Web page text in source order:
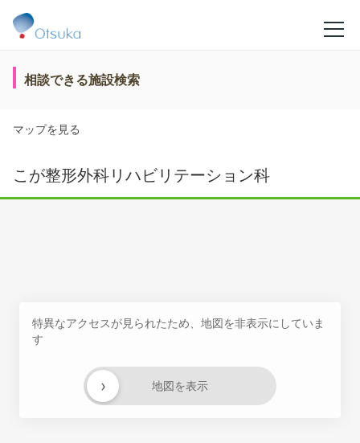
相談できる施設検索
マップを見る
こが整形外科リハビリテーション科
特異なアクセスが見られたため、地図を非表示にしていま
す
地図を表示
›